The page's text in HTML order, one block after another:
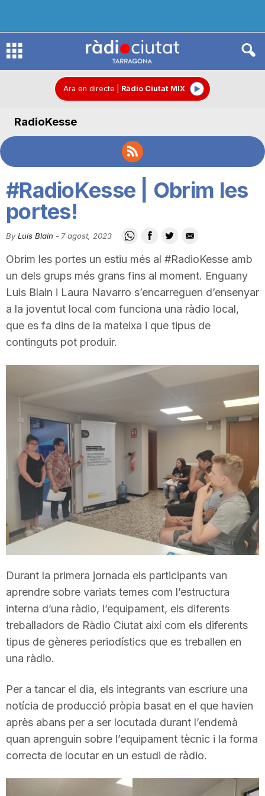
R
d
C
i
u
a
r
Ara en directe Ràdio Ciutat MIX
RadioKesse
#RadioKesse | Obrim les
portes!
By Luis Blain - 7 agost, 2023
Obrim les portes un estiu més al #RadioKesse amb
un dels grups més grans fins al moment. Enguany
Luis Blain i Laura Navarro s’encarreguen d’ensenyar
a la joventut local com funciona una ràdio local,
que es fa dins de la mateixa i que tipus de
continguts pot produir.
Durant la primera jornada els participants van
aprendre sobre variats temes com l’estructura
interna d’una ràdio, l’equipament, els diferents
treballadors de Ràdio Ciutat així com els diferents
tipus de gèneres periodístics que es treballen en
una ràdio.
Per a tancar el dia, els integrants van escriure una
notícia de producció pròpia basat en el que havien
après abans per a ser locutada durant l’endemà
quan aprenguin sobre l’equipament tècnic i la forma
correcta de locutar en un estudi de ràdio.